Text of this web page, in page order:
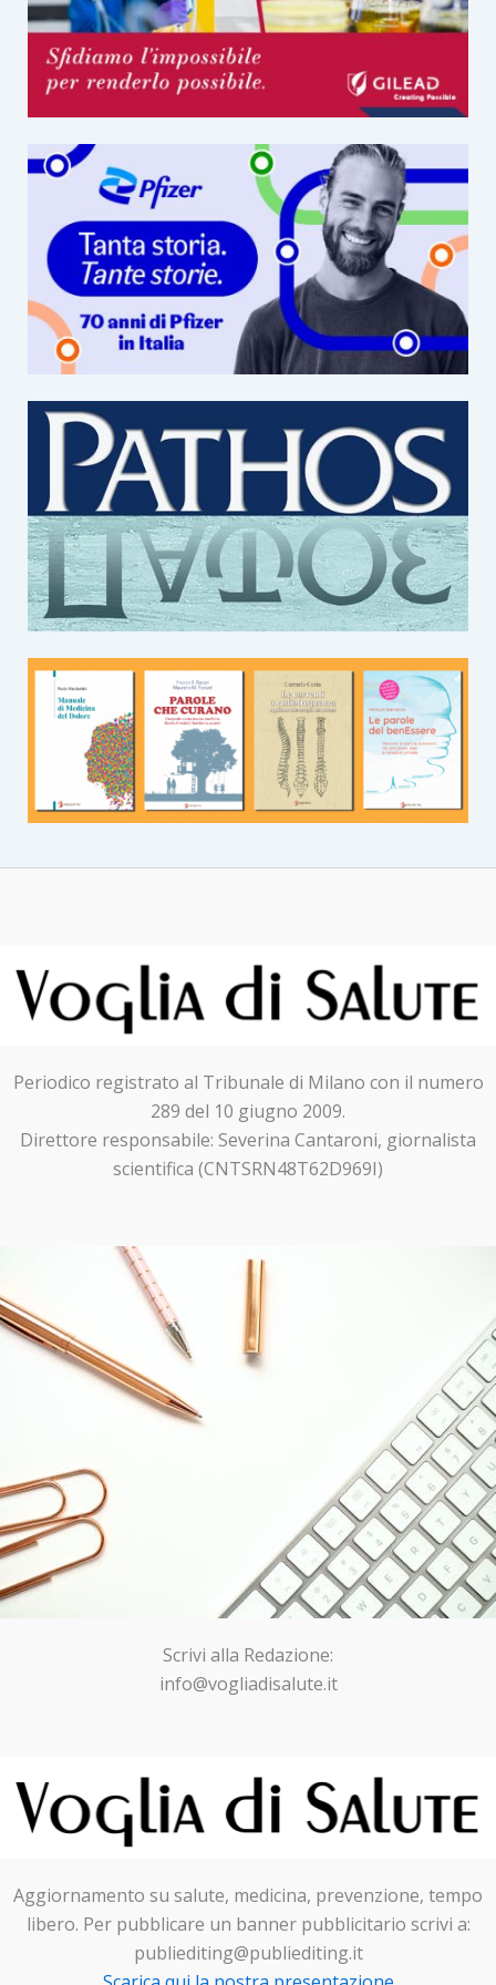
Periodico registrato al Tribunale di Milano con il numero
289 del 10 giugno 2009.
Direttore responsabile: Severina Cantaroni, giornalista
scientifica (CNTSRN48T62D969I)
Scrivi alla Redazione:
info@vogliadisalute.it
Aggiornamento su salute, medicina, prevenzione, tempo
libero. Per pubblicare un banner pubblicitario scrivi a:
publiediting@publiediting.it